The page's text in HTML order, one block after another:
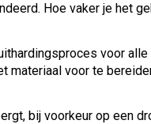
Hoe vaker je het
voor
voor te
bij voorkeur op een